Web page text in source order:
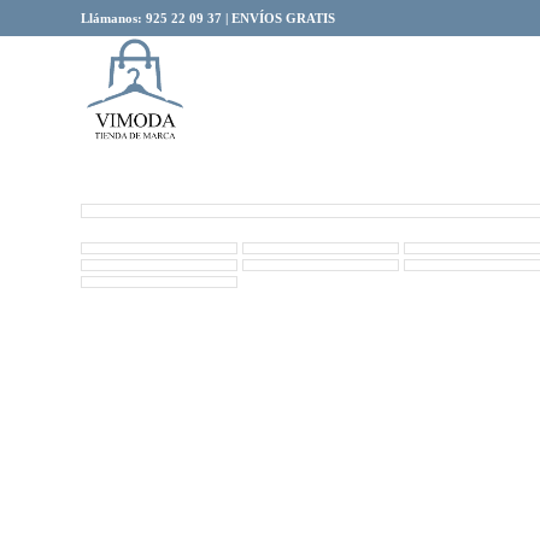
Llámanos: 925 22 09 37 | ENVÍOS GRATIS